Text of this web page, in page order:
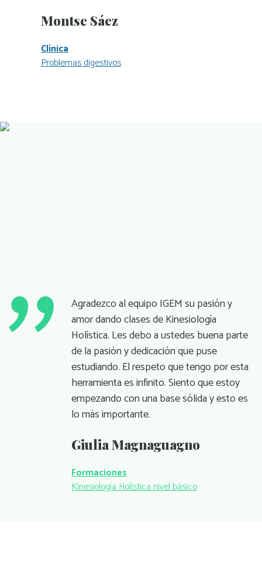
Montse Sáez
Clínica
Problemas digestivos
Agradezco al equipo IGEM su pasión y
amor dando clases de Kinesiología
Holística. Les debo a ustedes buena parte
de la pasión y dedicación que puse
estudiando. El respeto que tengo por esta
herramienta es infinito. Siento que estoy
empezando con una base sólida y esto es
lo más importante.
Giulia Magnaguagno
Formaciones
Kinesiología Holística nivel básico